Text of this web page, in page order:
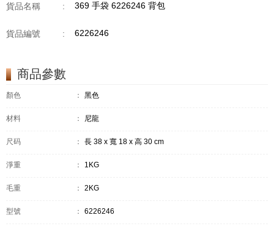
貨品名稱 : 369 手袋 6226246 背包
貨品編號 : 6226246
商品參數
顏色 ： 黑色
材料 ： 尼龍
尺码 ： 長 38 x 寬 18 x 高 30 cm
淨重 ： 1KG
毛重 ： 2KG
型號 ： 6226246